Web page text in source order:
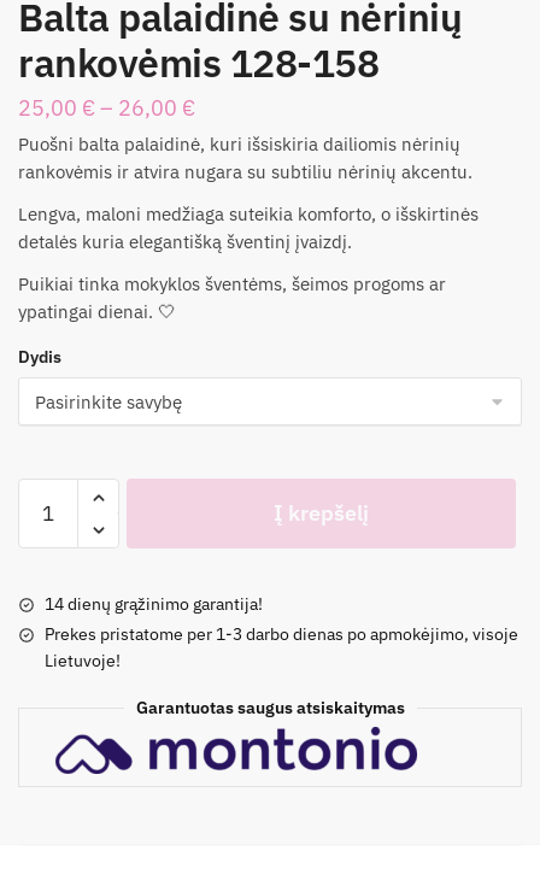
Balta palaidinė su nėrinių
rankovėmis 128-158
25,00 € – 26,00 €
Puošni balta palaidinė, kuri išsiskiria dailiomis nėrinių
rankovėmis ir atvira nugara su subtiliu nėrinių akcentu.
Lengva, maloni medžiaga suteikia komforto, o išskirtinės
detalės kuria elegantišką šventinį įvaizdį.
Puikiai tinka mokyklos šventėms, šeimos progoms ar
ypatingai dienai. 🤍
Dydis
kiekis:
Balta
su
nėrinių
rankovėmis
Į krepšelį
14 dienų grąžinimo garantija!
Prekes pristatome per 1-3 darbo dienas po apmokėjimo, visoje
Lietuvoje!
Garantuotas saugus atsiskaitymas